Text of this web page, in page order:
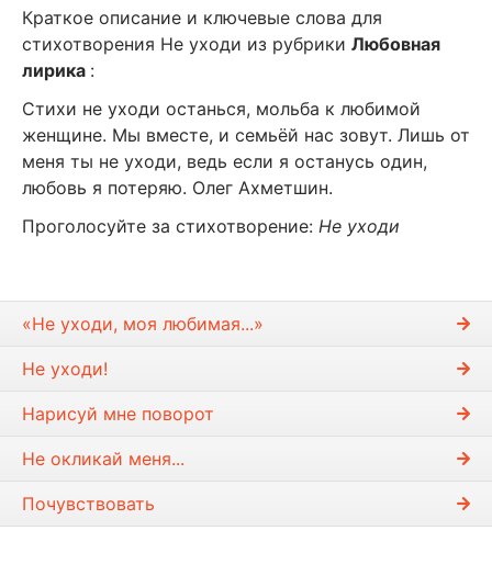
Краткое описание и ключевые слова для
стихотворения Не уходи из рубрики Любовная
лирика :
Стихи не уходи останься, мольба к любимой
женщине. Мы вместе, и семьёй нас зовут. Лишь от
меня ты не уходи, ведь если я останусь один,
любовь я потеряю. Олег Ахметшин.
Проголосуйте за стихотворение: Не уходи
«Не уходи, моя любимая...»
Не уходи!
Нарисуй мне поворот
Не окликай меня...
Почувствовать